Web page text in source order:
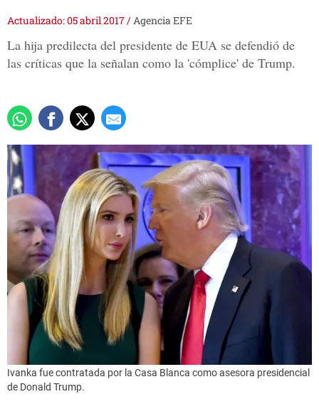
Actualizado: 05 abril 2017/Agencia EFE
La hija predilecta del presidente de EUA se defendió de
las críticas que la señalan como la 'cómplice' de Trump.
Ivanka fue contratada por la Casa Blanca como asesora presidencial
de Donald Trump.